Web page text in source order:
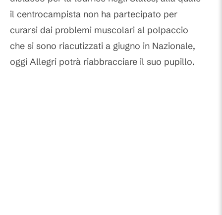
il centrocampista non ha partecipato per
curarsi dai problemi muscolari al polpaccio
che si sono riacutizzati a giugno in Nazionale,
oggi Allegri potrà riabbracciare il suo pupillo.